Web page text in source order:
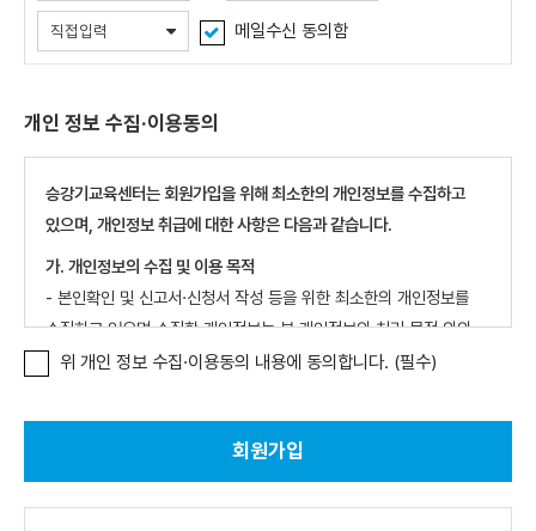
메일수신 동의함
개인 정보 수집·이용동의
승강기교육센터는 회원가입을 위해 최소한의 개인정보를 수집하고
있으며, 개인정보 취급에 대한 사항은 다음과 같습니다.
가. 개인정보의 수집 및 이용 목적
- 본인확인 및 신고서·신청서 작성 등을 위한 최소한의 개인정보를
수집하고 있으며 수집한 개인정보는 본 개인정보의 처리 목적 외의
다른 목적으로 사용되지 않습니다.
*연계정보(CI):개인식별정보로 본인임을 증명할 수 있고,
위 개인 정보 수집·이용동의 내용에 동의합니다. (필수)
회원가입